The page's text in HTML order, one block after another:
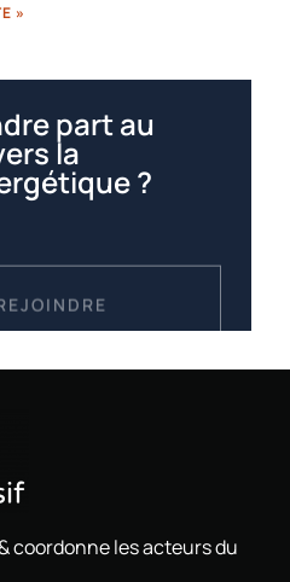
»
part au
la
?
coordonne les acteurs du